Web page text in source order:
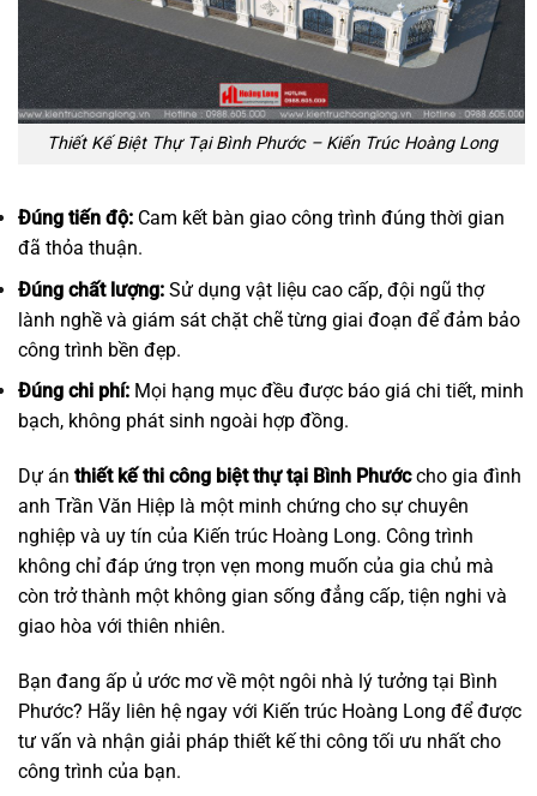
Thiết Kế Biệt Thự Tại Bình Phước – Kiến Trúc Hoàng Long
Đúng tiến độ: Cam kết bàn giao công trình đúng thời gian
đã thỏa thuận.
Đúng chất lượng: Sử dụng vật liệu cao cấp, đội ngũ thợ
lành nghề và giám sát chặt chẽ từng giai đoạn để đảm bảo
công trình bền đẹp.
Đúng chi phí: Mọi hạng mục đều được báo giá chi tiết, minh
bạch, không phát sinh ngoài hợp đồng.
Dự án thiết kế thi công biệt thự tại Bình Phướccho gia đình
anh Trần Văn Hiệp là một minh chứng cho sự chuyên
nghiệp và uy tín của Kiến trúc Hoàng Long. Công trình
không chỉ đáp ứng trọn vẹn mong muốn của gia chủ mà
còn trở thành một không gian sống đẳng cấp, tiện nghi và
giao hòa với thiên nhiên.
Bạn đang ấp ủ ước mơ về một ngôi nhà lý tưởng tại Bình
Phước? Hãy liên hệ ngay với Kiến trúc Hoàng Long để được
tư vấn và nhận giải pháp thiết kế thi công tối ưu nhất cho
công trình của bạn.